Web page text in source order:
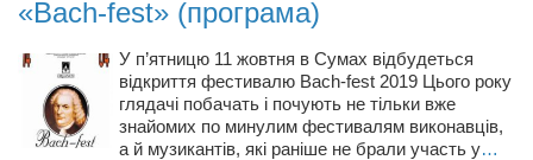
Валентин Бурый
Артём Мяус
Александра Сокол
Барды
«Bach-fest» (програма)
У п’ятницю 11 жовтня в Сумах відбудеться
відкриття фестивалю Bach-fest 2019 Цього року
глядачі побачать і почують не тільки вже
знайомих по минулим фестивалям виконавців,
а й музикантів, які раніше не брали участь у…